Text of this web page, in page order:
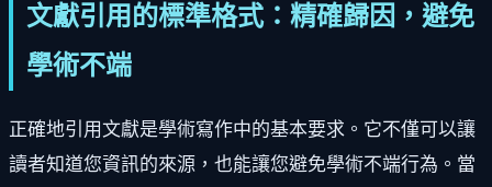
文獻引用的標準格式：精確歸因，避免
學術不端
正確地引用文獻是學術寫作中的基本要求。它不僅可以讓
讀者知道您資訊的來源，也能讓您避免學術不端行為。當